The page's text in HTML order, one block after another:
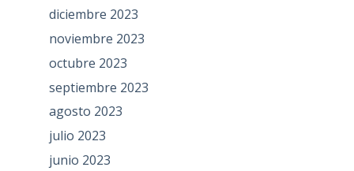
diciembre 2023
noviembre 2023
octubre 2023
septiembre 2023
agosto 2023
julio 2023
junio 2023